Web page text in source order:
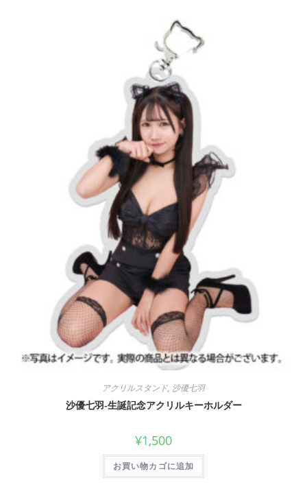
アクリルスタンド, 沙優七羽
沙優七羽-生誕記念アクリルキーホルダー
¥1,500
お買い物カゴに追加